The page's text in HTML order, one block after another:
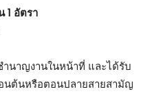
1 อัตรา
นาญงานในหน้าที่ และได้รับ
ต้นหรือตอนปลายสายสามัญ